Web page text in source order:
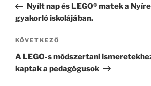
bejegyzés
Nyílt nap és LEGO® matek a
gyakorló iskolájában.
Következő
bejegyzés
KÖVETKEZŐ
A LEGO-s módszertani
kaptak a pedagógusok